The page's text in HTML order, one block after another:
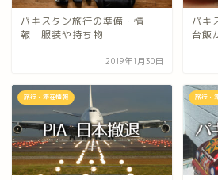
パキスタン旅行の準備・情
報 服装や持ち物
2019年1月30日
パキ
台飯
旅行・滞在情報 旅行・